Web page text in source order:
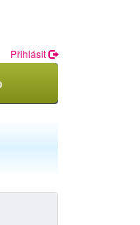
Přihlásit